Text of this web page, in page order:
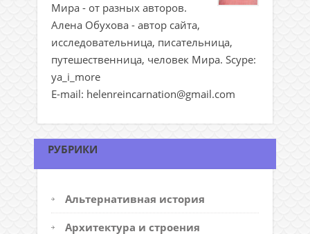
Мира - от разных авторов.
Алена Обухова - автор сайта,
исследовательница, писательница,
путешественница, человек Мира. Scype:
ya_i_more
E-mail: helenreincarnation@gmail.com
РУБРИКИ
Альтернативная история
Архитектура и строения